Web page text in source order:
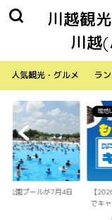
川越観
川越
人気観光・グルメ ラ
ル川越新富町商店街
ス
ース